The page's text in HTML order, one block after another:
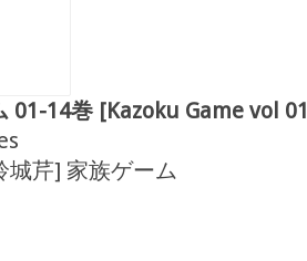
01-14巻 [Kazoku Game vol
城芹] 家族ゲーム